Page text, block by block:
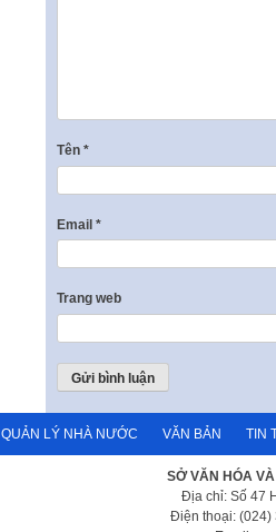
Tên *
Email *
Trang web
QUẢN LÝ NHÀ NƯỚC VĂN BẢN TIN
SỞ VĂN HÓA
Địa chỉ: Số 47
Điện thoại: (024)